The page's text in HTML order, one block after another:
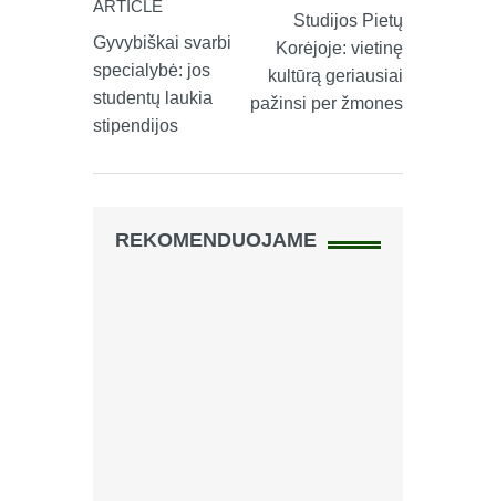
ARTICLE
Gyvybiškai svarbi
specialybė: jos
studentų laukia
stipendijos
Studijos Pietų
Korėjoje: vietinę
kultūrą geriausiai
pažinsi per žmones
REKOMENDUOJAME